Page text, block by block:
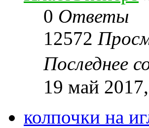
0 Ответы
12572
Последнее
19 май
колпочки на